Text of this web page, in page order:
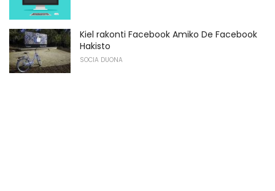
Kiel rakonti Facebook Amiko De Facebook
Hakisto
SOCIA DUONA